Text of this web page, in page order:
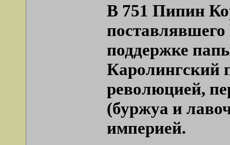
В 751 Пипин
поддержке
Каролингский
революцией,
(буржуа и
империей.